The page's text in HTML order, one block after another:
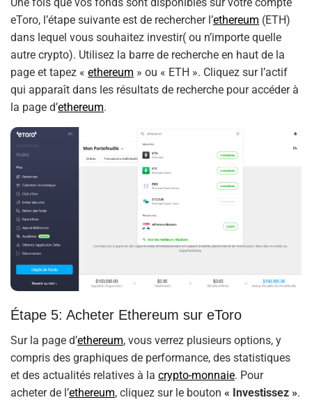
eToro, l’étape suivante est de rechercher l’ethereum (ETH)
dans lequel vous souhaitez investir( ou n’importe quelle
autre crypto). Utilisez la barre de recherche en haut de la
page et tapez « ethereum » ou « ETH ». Cliquez sur l’actif
qui apparaît dans les résultats de recherche pour accéder à
la page d’ethereum.
Étape 5: Acheter Ethereum sur eToro
Sur la page d’ethereum, vous verrez plusieurs options, y
compris des graphiques de performance, des statistiques
et des actualités relatives à la crypto-monnaie. Pour
acheter de l’ethereum, cliquez sur le bouton « Investissez ».